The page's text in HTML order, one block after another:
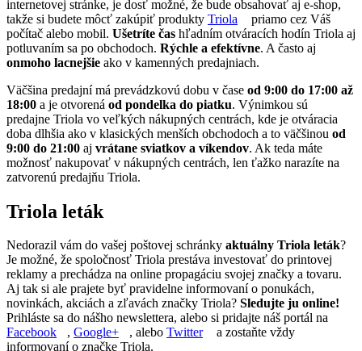
internetovej stránke, je dosť možné, že bude obsahovať aj e-shop,
takže si budete môcť zakúpiť produkty Triola
priamo cez Váš
počítač alebo mobil. Ušetríte čas hľadním otváracích hodín Triola aj
potluvaním sa po obchodoch. Rýchle a efektívne. A často aj
onmoho lacnejšie ako v kamenných predajniach.
Väčšina predajní má prevádzkovú dobu v čase od 9:00 do 17:00 až
18:00 a je otvorená od pondelka do piatku. Výnimkou sú
predajne Triola vo veľkých nákupných centrách, kde je otváracia
doba dlhšia ako v klasických menších obchodoch a to väčšinou od
9:00 do 21:00 aj vrátane sviatkov a víkendov. Ak teda máte
možnosť nakupovať v nákupných centrách, len ťažko narazíte na
zatvorenú predajňu Triola.
Triola leták
Nedorazil vám do vašej poštovej schránky aktuálny Triola leták?
Je možné, že spoločnosť Triola prestáva investovať do printovej
reklamy a prechádza na online propagáciu svojej značky a tovaru.
Aj tak si ale prajete byť pravidelne informovaní o ponukách,
novinkách, akciách a zľavách značky Triola? Sledujte ju online!
Prihláste sa do nášho newslettera, alebo si pridajte náš portál na
Facebook
, Google+ , alebo Twitter
a zostaňte vždy
informovaní o značke Triola.